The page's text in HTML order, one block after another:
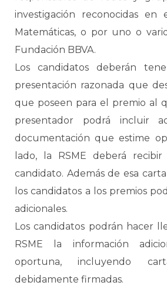
investigación reconocidas
Matemáticas, o por uno o
Fundación BBVA.
Los candidatos deberán
presentación razonada que
que poseen para el premio al
presentador podrá incluir
documentación que estime
lado, la RSME deberá
candidato. Además de esa
los candidatos a los premios
adicionales.
Los candidatos podrán hacer
RSME la información
oportuna, incluyendo
debidamente firmadas.